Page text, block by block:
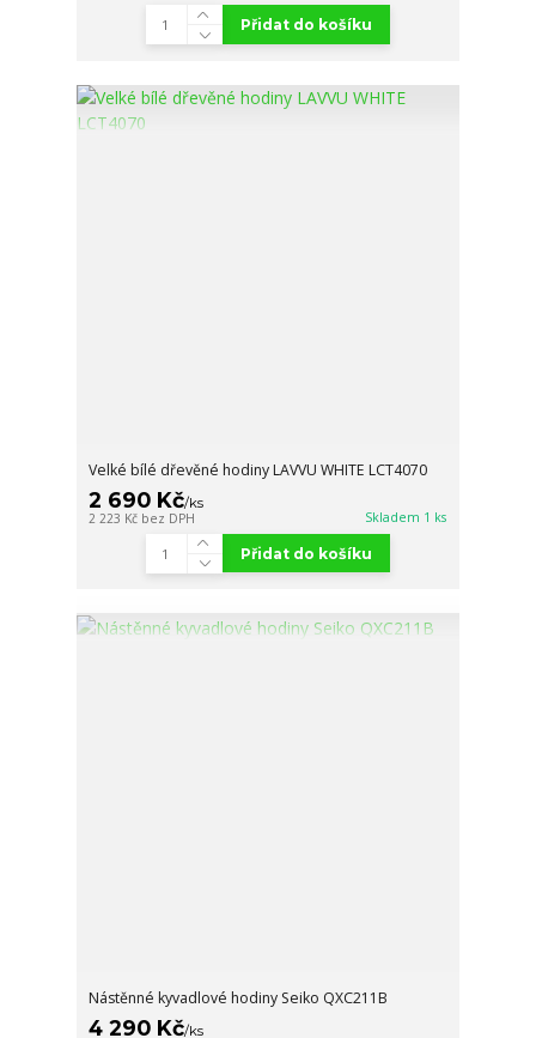
Přidat do košíku
Velké bílé dřevěné hodiny LAVVU WHITE LCT4070
2 690 Kč/ks
2 223 Kč bez DPH Skladem 1 ks
Přidat do košíku
Nástěnné kyvadlové hodiny Seiko QXC211B
4 290 Kč/ks